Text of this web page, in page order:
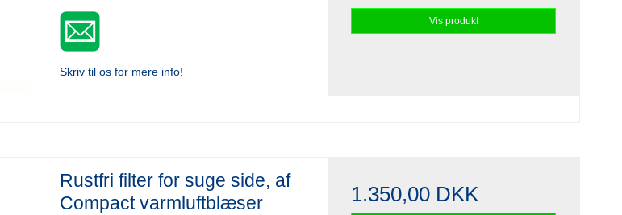
Skriv til os for mere info!
Vis produkt
Rustfri filter for suge side, af
Compact varmluftblæser
1.350,00 DKK